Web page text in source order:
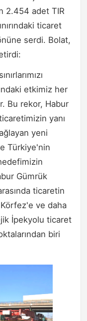
2.454 adet TIR
ticaret
serdi. Bolat,
etkimiz her
Bu rekor, Habur
yanı
yeni
Türkiye'nin
Gümrük
ticaretin
ve daha
İpekyolu ticaret
biri